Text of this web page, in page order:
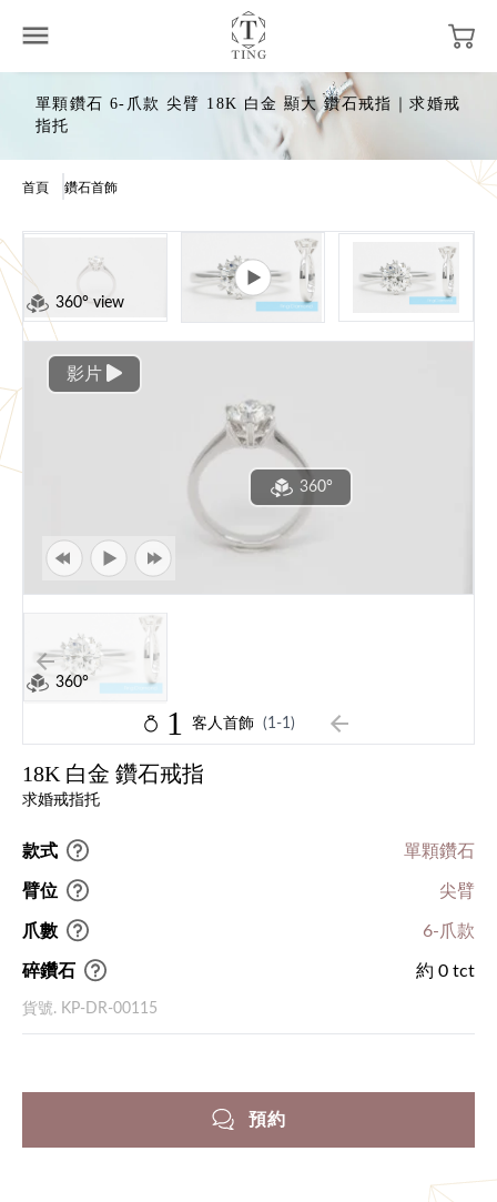
單顆鑽石 6-爪款 尖臂 18K 白金 顯大 鑽石戒指｜求婚戒
指托
首頁 鑽石首飾
360° view
影片
360°
360°
1 客人首飾 (1-1)
18K 白金 鑽石戒指
求婚戒指托
款式 單顆鑽石
臂位 尖臂
爪數 6-爪款
碎鑽石 約 0 tct
貨號. KP-DR-00115
預約